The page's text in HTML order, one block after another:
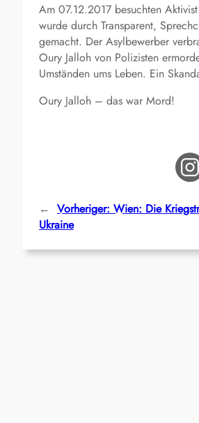
Am 07.12.2017 besuchten
wurde durch Transparent,
gemacht. Der Asylbewerber
Oury Jalloh von Polizisten
Umständen ums Leben. Ein
Oury Jalloh – das war Mord!
← Vorheriger: Wien: Die
Ukraine